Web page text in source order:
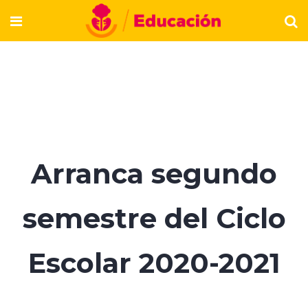
Arranca segundo
semestre del Ciclo
Escolar 2020-2021